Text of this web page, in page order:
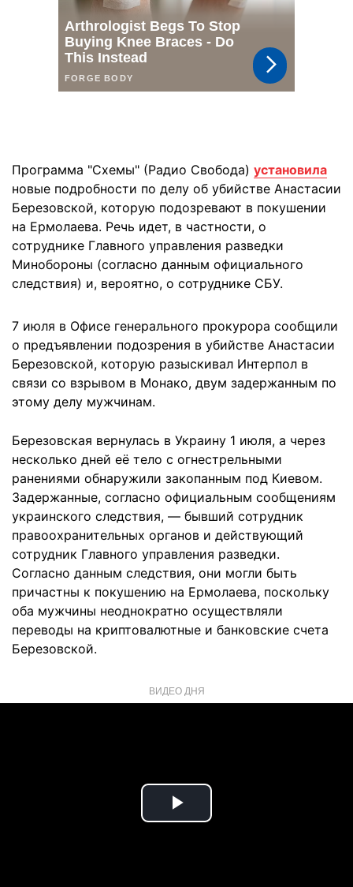
Программа "Схемы" (Радио Свобода) установила
новые подробности по делу об убийстве Анастасии
Березовской, которую подозревают в покушении
на Ермолаева. Речь идет, в частности, о
сотруднике Главного управления разведки
Минобороны (согласно данным официального
следствия) и, вероятно, о сотруднике СБУ.
7 июля в Офисе генерального прокурора сообщили
о предъявлении подозрения в убийстве Анастасии
Березовской, которую разыскивал Интерпол в
связи со взрывом в Монако, двум задержанным по
этому делу мужчинам.
Березовская вернулась в Украину 1 июля, а через
несколько дней её тело с огнестрельными
ранениями обнаружили закопанным под Киевом.
Задержанные, согласно официальным сообщениям
украинского следствия, — бывший сотрудник
правоохранительных органов и действующий
сотрудник Главного управления разведки.
Согласно данным следствия, они могли быть
причастны к покушению на Ермолаева, поскольку
оба мужчины неоднократно осуществляли
переводы на криптовалютные и банковские счета
Березовской.
ВИДЕО ДНЯ
Play